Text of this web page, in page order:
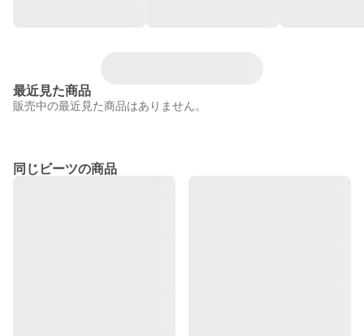
最近見た商品
販売中の最近見た商品はありません。
同じビーツの商品